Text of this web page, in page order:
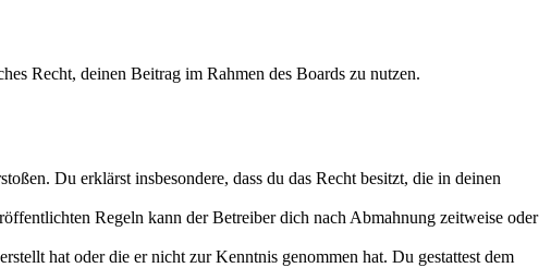
Recht, deinen Beitrag im Rahmen des Boards zu nutzen.
Du erklärst insbesondere, dass du das Recht besitzt, die in deinen
Regeln kann der Betreiber dich nach Abmahnung zeitweise oder
hat oder die er nicht zur Kenntnis genommen hat. Du gestattest dem